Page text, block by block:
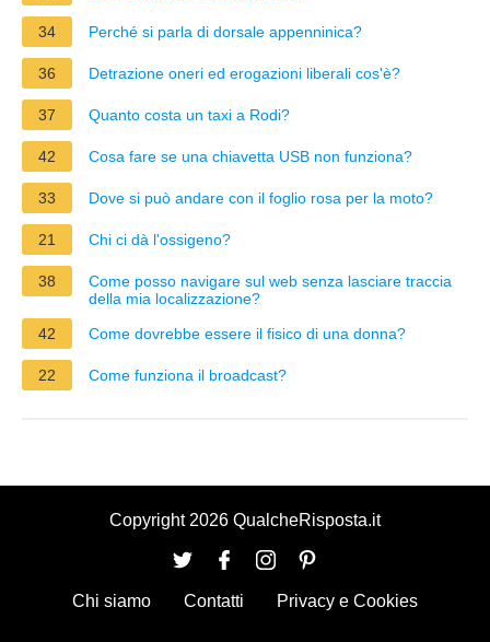
34 Perché si parla di dorsale appenninica?
36 Detrazione oneri ed erogazioni liberali cos'è?
37 Quanto costa un taxi a Rodi?
42 Cosa fare se una chiavetta USB non funziona?
33 Dove si può andare con il foglio rosa per la moto?
21 Chi ci dà l'ossigeno?
38
Come posso navigare sul web senza lasciare traccia
della mia localizzazione?
42
Come dovrebbe essere il fisico di una donna?
22 Come funziona il broadcast?
Copyright 2026 QualcheRisposta.it
Chi siamo Contatti Privacy e Cookies